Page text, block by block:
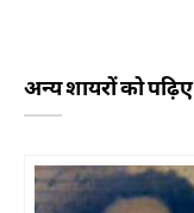
अन्य शायरों को पढ़िए